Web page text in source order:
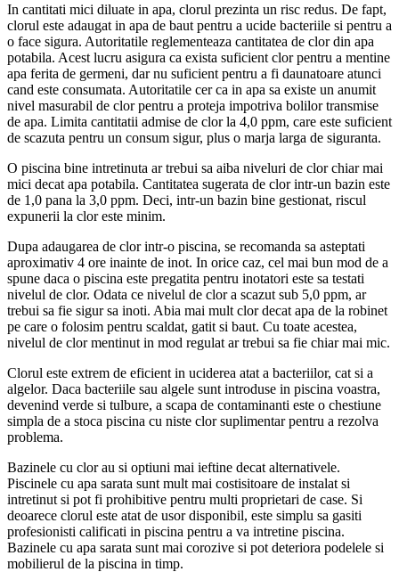
In cantitati mici diluate in apa, clorul prezinta un risc redus. De fapt,
clorul este adaugat in apa de baut pentru a ucide bacteriile si pentru a
o face sigura. Autoritatile reglementeaza cantitatea de clor din apa
potabila. Acest lucru asigura ca exista suficient clor pentru a mentine
apa ferita de germeni, dar nu suficient pentru a fi daunatoare atunci
cand este consumata. Autoritatile cer ca in apa sa existe un anumit
nivel masurabil de clor pentru a proteja impotriva bolilor transmise
de apa. Limita cantitatii admise de clor la 4,0 ppm, care este suficient
de scazuta pentru un consum sigur, plus o marja larga de siguranta.
O piscina bine intretinuta ar trebui sa aiba niveluri de clor chiar mai
mici decat apa potabila. Cantitatea sugerata de clor intr-un bazin este
de 1,0 pana la 3,0 ppm. Deci, intr-un bazin bine gestionat, riscul
expunerii la clor este minim.
Dupa adaugarea de clor intr-o piscina, se recomanda sa asteptati
aproximativ 4 ore inainte de inot. In orice caz, cel mai bun mod de a
spune daca o piscina este pregatita pentru inotatori este sa testati
nivelul de clor. Odata ce nivelul de clor a scazut sub 5,0 ppm, ar
trebui sa fie sigur sa inoti. Abia mai mult clor decat apa de la robinet
pe care o folosim pentru scaldat, gatit si baut. Cu toate acestea,
nivelul de clor mentinut in mod regulat ar trebui sa fie chiar mai mic.
Clorul este extrem de eficient in uciderea atat a bacteriilor, cat si a
algelor. Daca bacteriile sau algele sunt introduse in piscina voastra,
devenind verde si tulbure, a scapa de contaminanti este o chestiune
simpla de a stoca piscina cu niste clor suplimentar pentru a rezolva
problema.
Bazinele cu clor au si optiuni mai ieftine decat alternativele.
Piscinele cu apa sarata sunt mult mai costisitoare de instalat si
intretinut si pot fi prohibitive pentru multi proprietari de case. Si
deoarece clorul este atat de usor disponibil, este simplu sa gasiti
profesionisti calificati in piscina pentru a va intretine piscina.
Bazinele cu apa sarata sunt mai corozive si pot deteriora podelele si
mobilierul de la piscina in timp.